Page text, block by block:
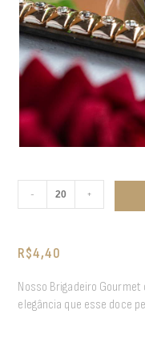
- +
R$4,40
Nosso Brigadeiro
elegância que esse doce